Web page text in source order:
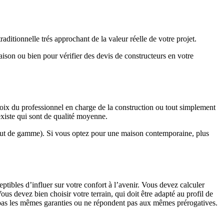
trés approchant de la valeur réelle de votre projet.
ou bien pour vérifier des devis de constructeurs en votre
du professionnel en charge de la construction ou tout simplement
qui sont de qualité moyenne.
de gamme). Si vous optez pour une maison contemporaine, plus
d’influer sur votre confort à l’avenir. Vous devez calculer
devez bien choisir votre terrain, qui doit être adapté au profil de
mêmes garanties ou ne répondent pas aux mêmes prérogatives.